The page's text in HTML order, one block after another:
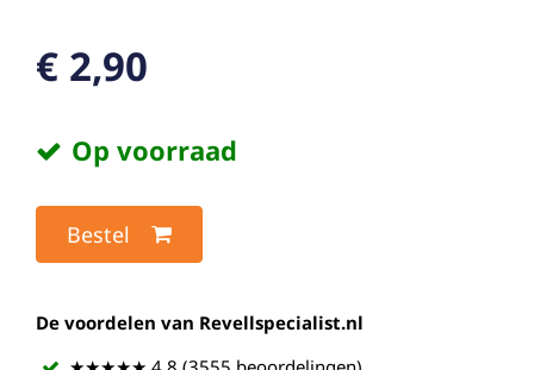
€ 2,90
Op voorraad
Bestel
De voordelen van Revellspecialist.nl